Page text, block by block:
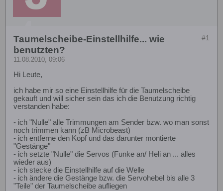
#1
Taumelscheibe-Einstellhilfe... wie
benutzten?
11.08.2010, 09:06
Hi Leute,
ich habe mir so eine Einstellhilfe für die Taumelscheibe
gekauft und will sicher sein das ich die Benutzung richtig
verstanden habe:
- ich "Nulle" alle Trimmungen am Sender bzw. wo man sonst
noch trimmen kann (zB Microbeast)
- ich entferne den Kopf und das darunter montierte
"Gestänge"
- ich setzte "Nulle" die Servos (Funke an/ Heli an ... alles
wieder aus)
- ich stecke die Einstellhilfe auf die Welle
- ich ändere die Gestänge bzw. die Servohebel bis alle 3
"Teile" der Taumelscheibe aufliegen